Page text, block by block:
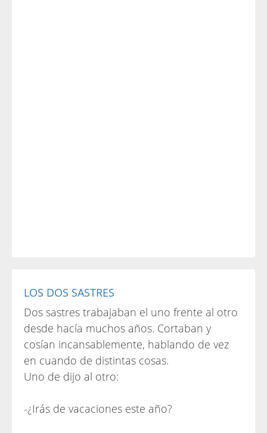
LOS DOS SASTRES
Dos sastres trabajaban el uno frente al otro
desde hacía muchos años. Cortaban y
cosían incansablemente, hablando de vez
en cuando de distintas cosas.
Uno de dijo al otro:
-¿Irás de vacaciones este año?